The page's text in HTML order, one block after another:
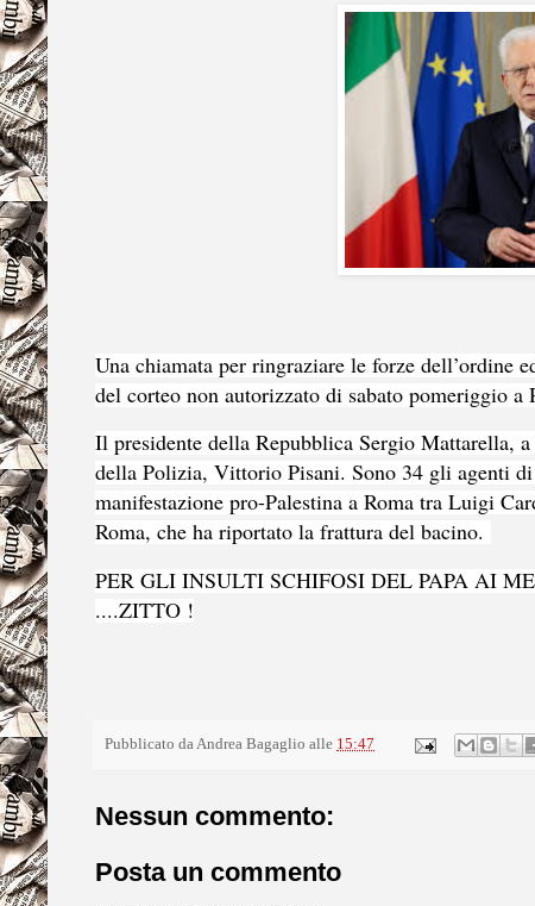
Una chiamata per ringraziare le forze dell’ordine
del corteo non autorizzato di sabato pomeriggio a
Il presidente della Repubblica Sergio Mattarella,
della Polizia, Vittorio Pisani. Sono 34 gli agenti
manifestazione pro-Palestina a Roma tra Luigi
Roma, che ha riportato la frattura del bacino.
PER GLI INSULTI SCHIFOSI DEL PAPA AI
....ZITTO !
Pubblicato daAndrea Bagaglio alle 15:47
Nessun commento:
Posta un commento